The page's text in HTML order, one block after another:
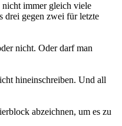
nicht immer gleich viele
drei gegen zwei für letzte
nicht. Oder darf man
hineinschreiben. Und all
abzeichnen, um es zu